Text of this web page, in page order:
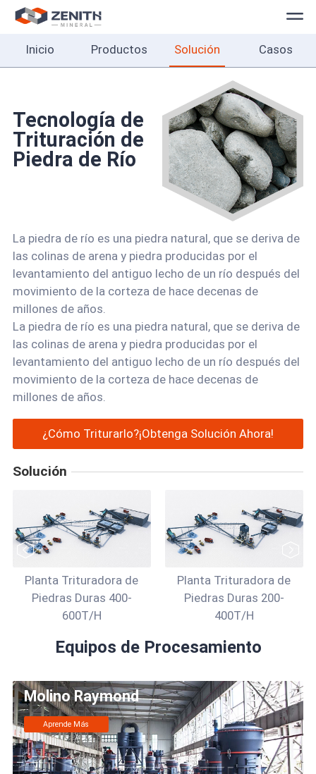
Inicio
Solución
Casos
Español
Inicio Productos Solución Casos
Tecnología de
Trituración de
Piedra de Río
La piedra de río es una piedra natural, que se deriva de
las colinas de arena y piedra producidas por el
levantamiento del antiguo lecho de un río después del
movimiento de la corteza de hace decenas de
millones de años.
La piedra de río es una piedra natural, que se deriva de
las colinas de arena y piedra producidas por el
levantamiento del antiguo lecho de un río después del
movimiento de la corteza de hace decenas de
millones de años.
¿Cómo Triturarlo?¡Obtenga Solución Ahora!
Solución
Planta Trituradora de
Piedras Duras 400-
600T/H
Planta Trituradora de
Piedras Duras 200-
400T/H
Equipos de Procesamiento
Molino Raymond
Aprende Más